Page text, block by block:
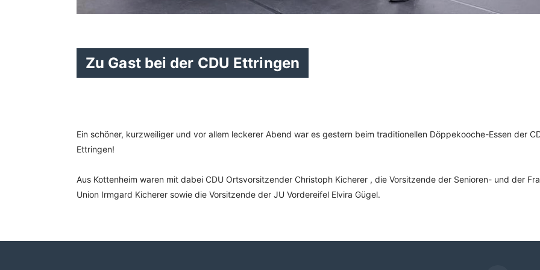
Zu Gast bei der CDU Ettringen
Ein schöner, kurzweiliger und vor allem leckerer Abend war es gestern beim traditionellen Döppekooche-Essen der
Ettringen!
Aus Kottenheim waren mit dabei CDU Ortsvorsitzender Christoph Kicherer , die Vorsitzende der Senioren- und der
Union Irmgard Kicherer sowie die Vorsitzende der JU Vordereifel Elvira Gügel.